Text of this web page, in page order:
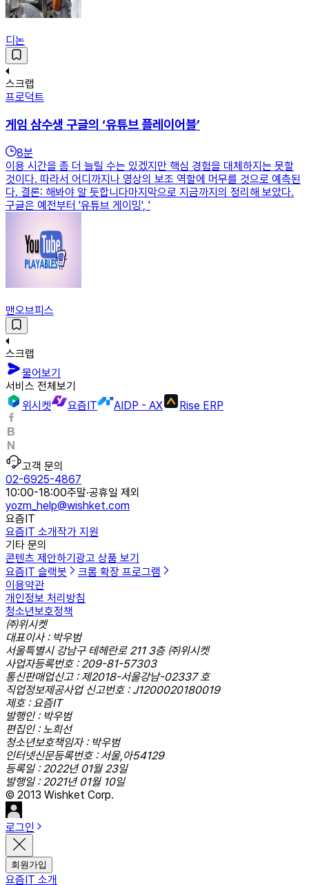
디논
스크랩
프로덕트
게임 삼수생 구글의 ‘유튜브 플레이어블’
8분
이용 시간을 좀 더 늘릴 수는 있겠지만 핵심 경험을 대체하지는 못할
것이다. 따라서 어디까지나 영상의 보조 역할에 머무를 것으로 예측된
다. 결론: 해봐야 알 듯합니다마지막으로 지금까지의 정리해 보았다.
구글은 예전부터 '유튜브 게이밍', '
맨오브피스
스크랩
물어보기
서비스 전체보기
위시켓
요즘IT AIDP - AX Rise ERP
고객 문의
02-6925-4867
10:00-18:00주말·공휴일 제외
yozm_help@wishket.com
요즘IT
요즘IT 소개작가 지원
기타 문의
콘텐츠 제안하기광고 상품 보기
요즘IT 슬랙봇
크롬 확장 프로그램
이용약관
개인정보 처리방침
청소년보호정책
㈜위시켓
대표이사 : 박우범
서울특별시 강남구 테헤란로 211 3층 ㈜위시켓
사업자등록번호 : 209-81-57303
통신판매업신고 : 제2018-서울강남-02337 호
직업정보제공사업 신고번호 : J1200020180019
제호 : 요즘IT
발행인 : 박우범
편집인 : 노희선
청소년보호책임자 : 박우범
인터넷신문등록번호 : 서울,아54129
등록일 : 2022년 01월 23일
발행일 : 2021년 01월 10일
© 2013 Wishket Corp.
로그인
회원가입
요즘IT 소개